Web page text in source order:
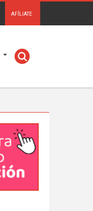
AFÍLIATE